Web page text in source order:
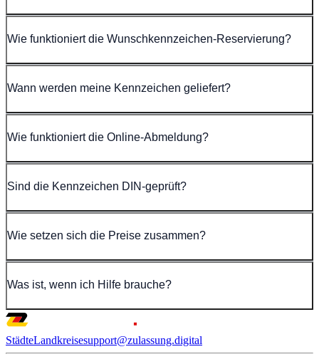
Wie funktioniert die Wunschkennzeichen-Reservierung?
Wann werden meine Kennzeichen geliefert?
Wie funktioniert die Online-Abmeldung?
Sind die Kennzeichen DIN-geprüft?
Wie setzen sich die Preise zusammen?
Was ist, wenn ich Hilfe brauche?
StädteLandkreisesupport@zulassung.digital